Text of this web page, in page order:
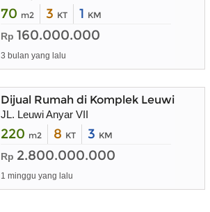
70 m2 3 KT 1 KM
Rp 160.000.000
3 bulan yang lalu
Dijual Rumah di Komplek Leuwi
JL. Leuwi Anyar VII
220 m2 8 KT 3 KM
Rp 2.800.000.000
1 minggu yang lalu